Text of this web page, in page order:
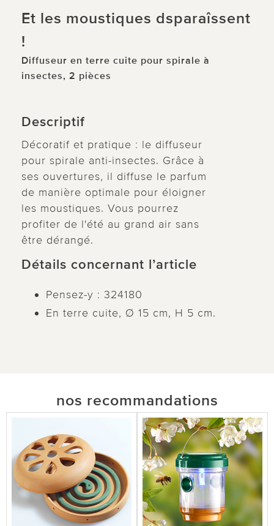
Et les moustiques dsparaîssent
!
Diffuseur en terre cuite pour spirale à
insectes, 2 pièces
Descriptif
Décoratif et pratique : le diffuseur
pour spirale anti-insectes. Grâce à
ses ouvertures, il diffuse le parfum
de manière optimale pour éloigner
les moustiques. Vous pourrez
profiter de l'été au grand air sans
être dérangé.
Détails concernant l’article
Pensez-y : 324180
En terre cuite, Ø 15 cm, H 5 cm.
nos recommandations